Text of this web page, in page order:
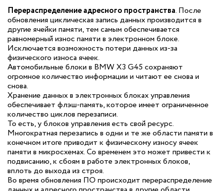
Перераспределение адресного пространства. После
обновления циклическая запись данных производится в
другие ячейки памяти, тем самым обеспечивается
равномерный износ памяти в электронном блоке.
Исключается возможность потери данных из-за
физического износа ячеек.
Автомобильные блоки в BMW X3 G45 сохраняют
огромное количество информации и читают ее снова и
снова.
Хранение данных в электронных блоках управления
обеспечивает флэш-память, которое имеет ограниченное
количество циклов перезаписи.
То есть, у блоков управления есть свой ресурс.
Многократная перезапись в одни и те же области памяти в
конечном итоге приводит к физическому износу ячеек
памяти в микросхемах. Со временем это может привести к
подвисанию, к сбоям в работе электронных блоков,
вплоть до выхода из строя.
Во время обновления ПО происходит перераспределение